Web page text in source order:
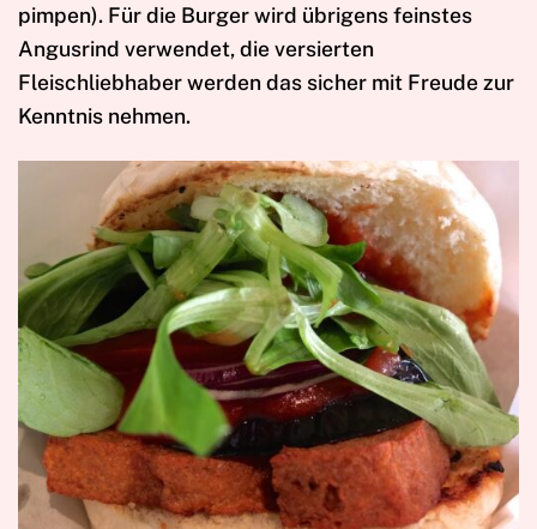
pimpen). Für die Burger wird übrigens feinstes
Angusrind verwendet, die versierten
Fleischliebhaber werden das sicher mit Freude zur
Kenntnis nehmen.